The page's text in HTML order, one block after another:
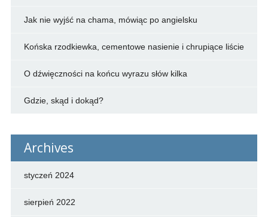
Jak nie wyjść na chama, mówiąc po angielsku
Końska rzodkiewka, cementowe nasienie i chrupiące liście
O dźwięczności na końcu wyrazu słów kilka
Gdzie, skąd i dokąd?
Archives
styczeń 2024
sierpień 2022